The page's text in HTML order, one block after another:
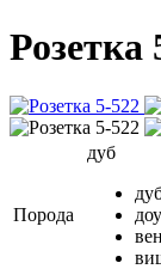
Розетка
Порода
дуб